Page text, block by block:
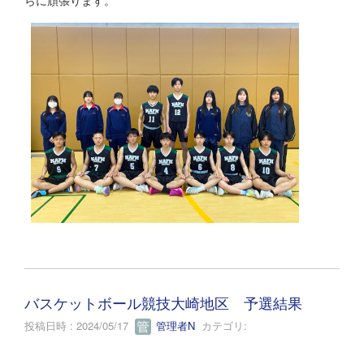
バスケットボール競技大崎地区 予選結果
投稿日時 : 2024/05/17 管理者N カテゴリ: